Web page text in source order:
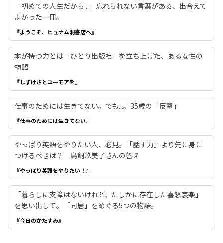
「初めての人生だから...」忘れられない言葉がある、出合えて
よかった一冊。
『ようこそ、ヒュナム洞書店へ』
本が持つ力とは――「ひとり出版社」を立ち上げた、ある女性の
物語
『しずけさとユーモアを』
仕事のためには生きてない。でも...。35歳の「反撃」
『仕事のためには生きてない』
やっぱり英語をやりたい人、必見。「話す力」より先に身に
つけるべきは？ 鳥飼玖美子さんの答え
『やっぱり英語をやりたい！』
「暮らしに支障はないけれど、たしかに存在した喜怒哀楽」
を思い出して。「同居」をめぐる5つの物語。
『今日のかたすみ』